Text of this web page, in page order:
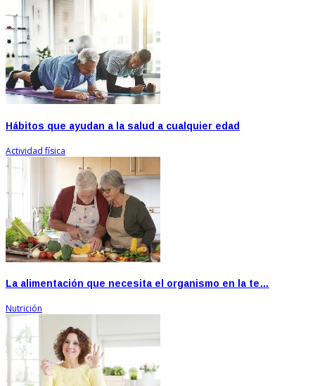
Hábitos que ayudan a la salud a cualquier edad
Actividad física
La alimentación que necesita el organismo en la te…
Nutrición